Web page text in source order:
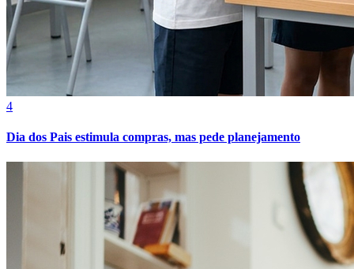
4
Dia dos Pais estimula compras, mas pede planejamento